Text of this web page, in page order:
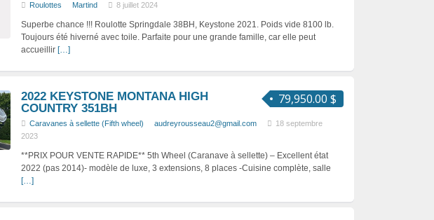
Roulottes Martind 8 juillet 2024
Superbe chance !!! Roulotte Springdale 38BH, Keystone 2021. Poids vide 8100 lb.
Toujours été hiverné avec toile. Parfaite pour une grande famille, car elle peut
accueillir […]
79,950.00 $
2022 KEYSTONE MONTANA HIGH
COUNTRY 351BH
Caravanes à sellette (Fifth wheel) audreyrousseau2@gmail.com
18 septembre
2023
**PRIX POUR VENTE RAPIDE** 5th Wheel (Caranave à sellette) – Excellent état
2022 (pas 2014)- modèle de luxe, 3 extensions, 8 places -Cuisine complète, salle
[…]